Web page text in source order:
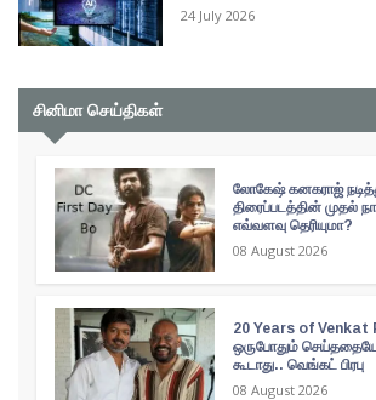
24 July 2026
சினிமா செய்திகள்
லோகேஷ் கனகராஜ்
திரைப்படத்தின் முதல்
எவ்வளவு தெரியுமா?
08 August 2026
20 Years of Venkat
ஒருபோதும்
கூடாது.. வெங்கட் பிரபு
08 August 2026